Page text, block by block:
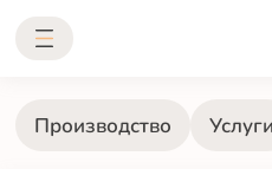
Производство Услуги